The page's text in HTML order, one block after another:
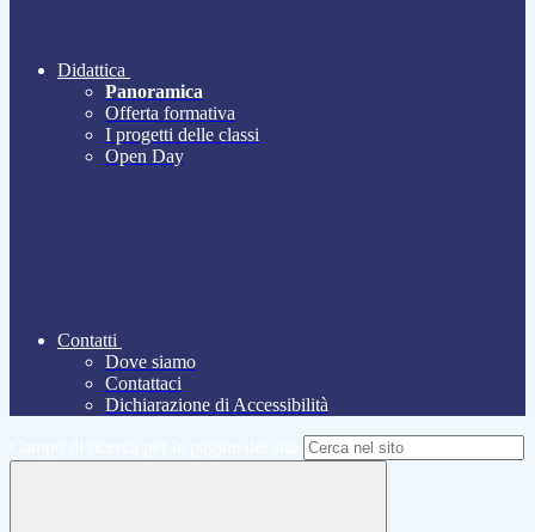
Didattica
Panoramica
Offerta formativa
I progetti delle classi
Open Day
Contatti
Dove siamo
Contattaci
Dichiarazione di Accessibilità